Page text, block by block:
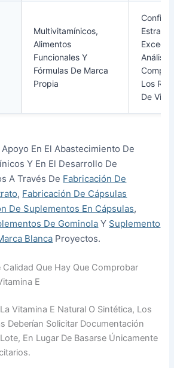
Multivitamínicos,
Alimentos
Funcionales Y
Fórmulas De Marca
Propia
Los
De Vida
En El Abastecimiento De
Y En El Desarrollo De
A Través De Fabricación De
, Fabricación De Cápsulas
De Suplementos En Cápsulas,
De Gominola Y Suplemento
Blanca Proyectos.
Que Hay Que Comprobar
E
Vitamina E Natural O Sintética, Los
Deberían Solicitar Documentación
En Lugar De Basarse Únicamente